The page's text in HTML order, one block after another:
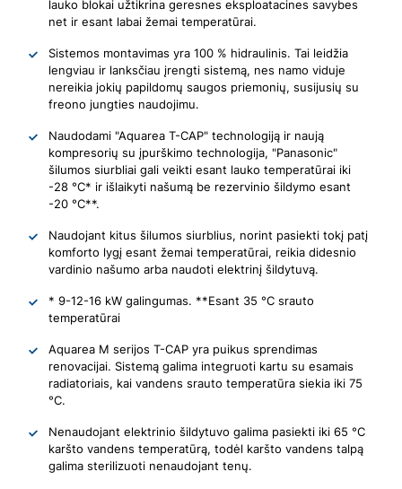
lauko blokai užtikrina geresnes eksploatacines savybes
net ir esant labai žemai temperatūrai.
Sistemos montavimas yra 100 % hidraulinis. Tai leidžia
lengviau ir lanksčiau įrengti sistemą, nes namo viduje
nereikia jokių papildomų saugos priemonių, susijusių su
freono jungties naudojimu.
Naudodami "Aquarea T-CAP" technologiją ir naują
kompresorių su įpurškimo technologija, "Panasonic"
šilumos siurbliai gali veikti esant lauko temperatūrai iki
-28 °C* ir išlaikyti našumą be rezervinio šildymo esant
-20 °C**.
Naudojant kitus šilumos siurblius, norint pasiekti tokį patį
komforto lygį esant žemai temperatūrai, reikia didesnio
vardinio našumo arba naudoti elektrinį šildytuvą.
* 9-12-16 kW galingumas. **Esant 35 °C srauto
temperatūrai
Aquarea M serijos T-CAP yra puikus sprendimas
renovacijai. Sistemą galima integruoti kartu su esamais
radiatoriais, kai vandens srauto temperatūra siekia iki 75
°C.
Nenaudojant elektrinio šildytuvo galima pasiekti iki 65 °C
karšto vandens temperatūrą, todėl karšto vandens talpą
galima sterilizuoti nenaudojant tenų.